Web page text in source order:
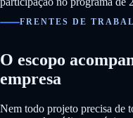
FRENTES DE
O escopo
empresa
Nem todo projeto precisa de